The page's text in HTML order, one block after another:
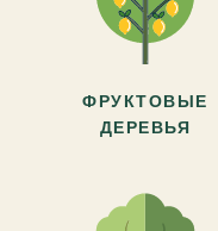
ФРУКТОВЫЕ
ДЕРЕВЬЯ